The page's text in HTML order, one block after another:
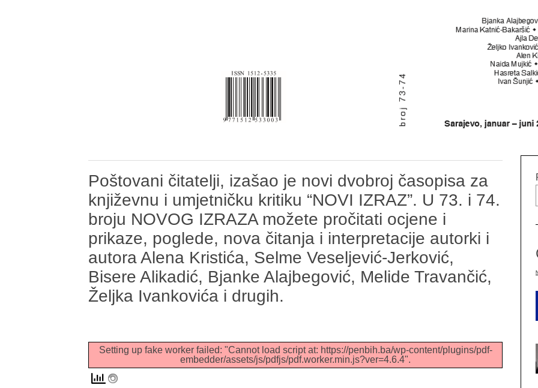
Poštovani čitatelji, izašao je novi dvobroj časopisa za
književnu i umjetničku kritiku “NOVI IZRAZ”. U 73. i 74.
broju NOVOG IZRAZA možete pročitati ocjene i
prikaze, poglede, nova čitanja i interpretacije autorki i
autora Alena Kristića, Selme Veseljević-Jerković,
Bisere Alikadić, Bjanke Alajbegović, Melide Travančić,
Željka Ivankovića i drugih.
Setting up fake worker failed: "Cannot load script at: https://penbih.ba/wp-content/plugins/pdf-
embedder/assets/js/pdfjs/pdf.worker.min.js?ver=4.6.4".